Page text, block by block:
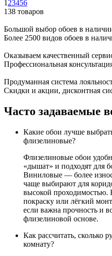
123456
138 товаров
Большой выбор обоев в
Более 2500 видов обоев в
Оказываем качественный
Профессиональная
Продуманная система
Скидки и акции, дисконтная
Часто задаваемые
Какие обои лучше
флизелиновые?
Флизелиновые обои
«дышат» и подходят для
Виниловые — более
чаще выбирают для
высокой проходимостью.
покраску или лёгкий
если важна прочность и
флизелиновой основе.
Как рассчитать, сколько
комнату?